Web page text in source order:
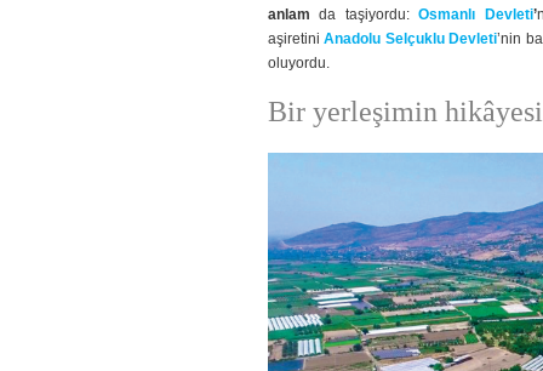
anlam da taşiyordu:Osmanlı Devleti’
aşiretiniAnadolu Selçuklu Devleti’nin
oluyordu.
Bir yerleşimin hikâyesi